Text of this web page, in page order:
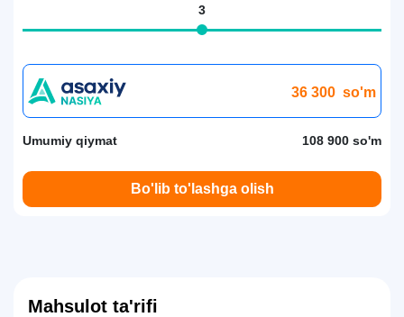
3
36 300 so'm
Umumiy qiymat 108 900 so'm
Bo'lib to'lashga olish
Mahsulot ta'rifi